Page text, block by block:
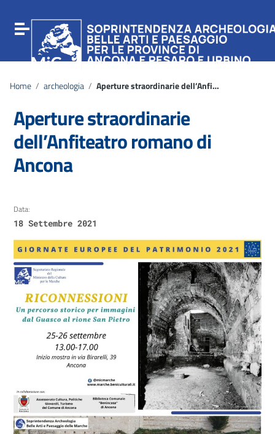
Vai al menu di navigazione
Vai al footer
Attiva / disattiva la navigazione
Home / archeologia / Aperture straordinarie dell’Anfiteatro romano di Ancona
Aperture straordinarie
dell’Anfiteatro romano di
Ancona
Data:
18 Settembre 2021